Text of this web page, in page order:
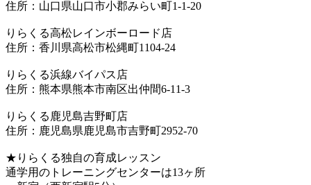
住所：山口県山口市小郡みらい町1-1-20
りらくる高松レインボーロード店
住所：香川県高松市松縄町1104-24
りらくる浜線バイパス店
住所：熊本県熊本市南区出仲間6-11-3
りらくる鹿児島吉野町店
住所：鹿児島県鹿児島市吉野町2952-70
★りらくる独自の育成レッスン
通学用のトレーニングセンターは13ヶ所